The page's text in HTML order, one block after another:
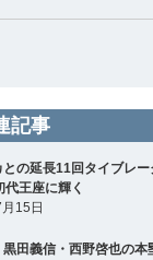
記事
との延長11回タイブレ
王座に輝く
15日
黒田義信・西野啓也の本